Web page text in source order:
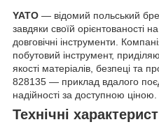
YATO — відомий польський
завдяки своїй орієнтованості
довговічні інструменти.
побутовий інструмент,
якості матеріалів, безпеці та
828135 — приклад вдалого
надійності за доступною ціною.
Технічні